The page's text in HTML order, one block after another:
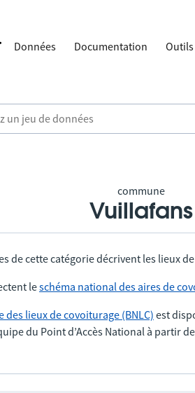
Données Documentation Outils
commune
Vuillafans
de cette catégorie décrivent les lieux
leschéma national des aires de
des lieux de covoiturage (BNLC) est
du Point d’Accès National à partir